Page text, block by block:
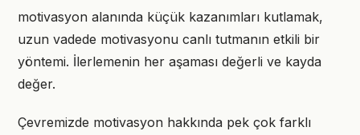
motivasyon alanında küçük kazanımları kutlamak,
uzun vadede motivasyonu canlı tutmanın etkili bir
yöntemi. İlerlemenin her aşaması değerli ve kayda
değer.
Çevremizde motivasyon hakkında pek çok farklı